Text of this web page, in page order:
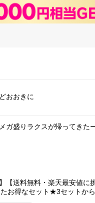
おおきに
ガ盛りラクスが帰ってきた
【送料無料・楽天最安値に
お得なセット★3セットから